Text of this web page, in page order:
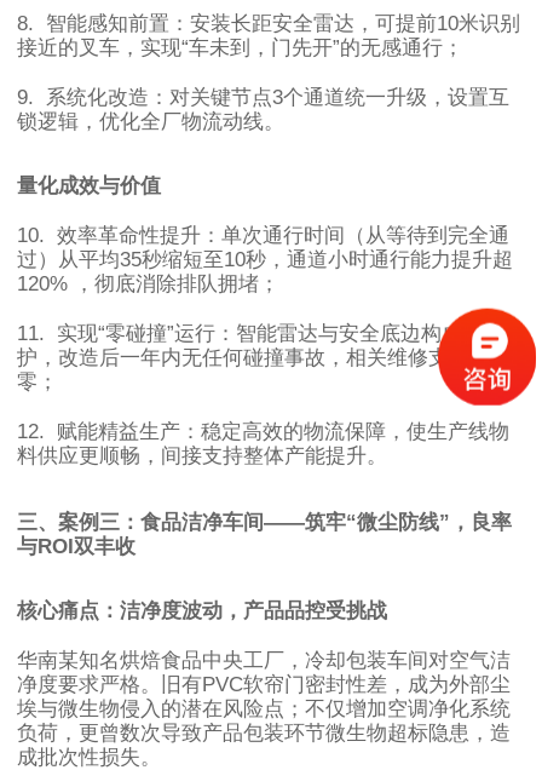
8. 智能感知前置：安装长距安全雷达，可提前10米识别
接近的叉车，实现“车未到，门先开”的无感通行；
9. 系统化改造：对关键节点3个通道统一升级，设置互
锁逻辑，优化全厂物流动线。
量化成效与价值
10. 效率革命性提升：单次通行时间（从等待到完全通
过）从平均35秒缩短至10秒，通道小时通行能力提升超
120%
，彻底消除排队拥堵；
11. 实现“零碰撞”运行：智能雷达与安全底边构成双重保
护，改造后一年内无任何碰撞事故，相关维修支出归
零；
12. 赋能精益生产：稳定高效的物流保障，使生产线物
料供应更顺畅，间接支持整体产能提升。
三、案例三：食品洁净车间——筑牢“微尘防线” ，良率
与ROI双丰收
核心痛点：洁净度波动，产品品控受挑战
华南某知名烘焙食品中央工厂，冷却包装车间对空气洁
净度要求严格。旧有PVC软帘门密封性差，成为外部尘
埃与微生物侵入的潜在风险点；不仅增加空调净化系统
负荷，更曾数次导致产品包装环节微生物超标隐患，造
成批次性损失。